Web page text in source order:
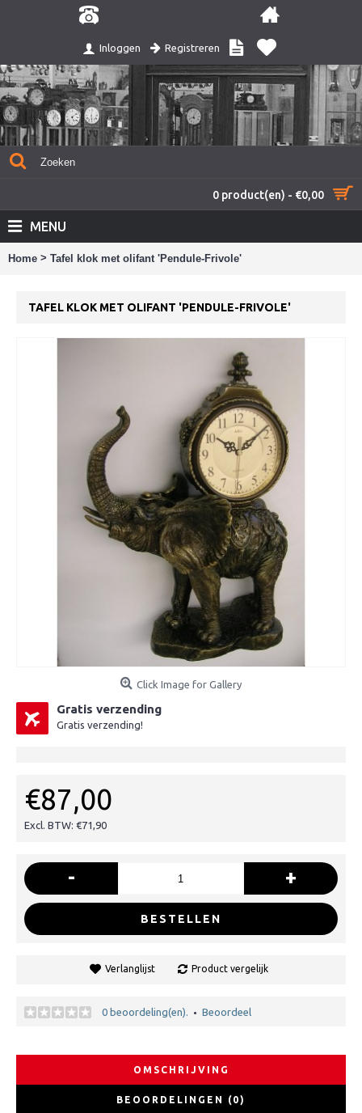
Inloggen Registreren
0 product(en) - €0,00
MENU
Home > Tafel klok met olifant 'Pendule-Frivole'
TAFEL KLOK MET OLIFANT 'PENDULE-FRIVOLE'
Click Image for Gallery
Gratis verzending
Gratis verzending!
€87,00
Excl. BTW: €71,90
- +
BESTELLEN
Verlanglijst Product vergelijk
0 beoordeling(en). • Beoordeel
OMSCHRIJVING
BEOORDELINGEN (0)